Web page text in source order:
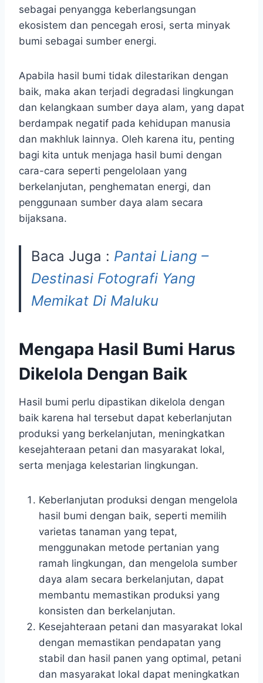
sebagai penyangga keberlangsungan
ekosistem dan pencegah erosi, serta minyak
bumi sebagai sumber energi.
Apabila hasil bumi tidak dilestarikan dengan
baik, maka akan terjadi degradasi lingkungan
dan kelangkaan sumber daya alam, yang dapat
berdampak negatif pada kehidupan manusia
dan makhluk lainnya. Oleh karena itu, penting
bagi kita untuk menjaga hasil bumi dengan
cara-cara seperti pengelolaan yang
berkelanjutan, penghematan energi, dan
penggunaan sumber daya alam secara
bijaksana.
Baca Juga : Pantai Liang –
Destinasi Fotografi Yang
Memikat Di Maluku
Mengapa Hasil Bumi Harus
Dikelola Dengan Baik
Hasil bumi perlu dipastikan dikelola dengan
baik karena hal tersebut dapat keberlanjutan
produksi yang berkelanjutan, meningkatkan
kesejahteraan petani dan masyarakat lokal,
serta menjaga kelestarian lingkungan.
Keberlanjutan produksi dengan mengelola
hasil bumi dengan baik, seperti memilih
varietas tanaman yang tepat,
menggunakan metode pertanian yang
ramah lingkungan, dan mengelola sumber
daya alam secara berkelanjutan, dapat
membantu memastikan produksi yang
konsisten dan berkelanjutan.
Kesejahteraan petani dan masyarakat lokal
dengan memastikan pendapatan yang
stabil dan hasil panen yang optimal, petani
dan masyarakat lokal dapat meningkatkan